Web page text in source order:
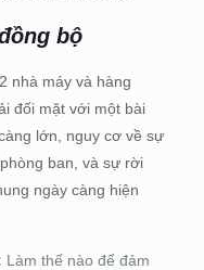
bộ
nhà máy và hàng
đối mặt với một bài
lớn, nguy cơ về sự
ban, và sự rời
ngày càng hiện
Làm thế nào để đảm